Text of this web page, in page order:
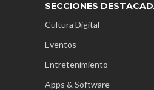
SECCIONES
Cultura Digital
Eventos
Entretenimiento
Apps & Software